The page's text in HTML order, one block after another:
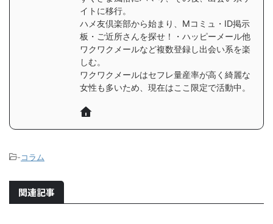
イトに移行。
ハメ友倶楽部から始まり、Mコミュ・ID掲示
板・ご近所さんを探せ！・ハッピーメール他
ワクワクメールなど複数登録し出会い系を楽
しむ。
ワクワクメールはセフレ量産率が高く綺麗な
女性も多いため、現在はここ限定で活動中。
-コラム
関連記事